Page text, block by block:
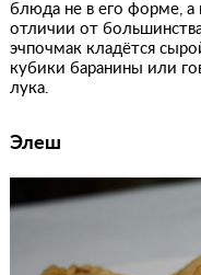
блюда не в его форме, а
отличии от
эчпочмак кладётся
кубики баранины или
лука.
Элеш